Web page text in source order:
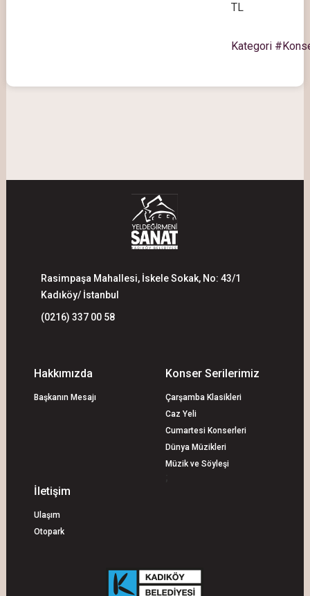
TL
Kategori
Rasimpaşa Mahallesi, İskele Sokak, No: 43/1
Kadıköy/ İstanbul
(0216) 337 00 58
Hakkımızda
Başkanın Mesajı
Konser Serilerimiz
Çarşamba Klasikleri
Caz Yeli
Cumartesi Konserleri
Dünya Müzikleri
Müzik ve Söyleşi
İletişim
Ulaşım
Otopark